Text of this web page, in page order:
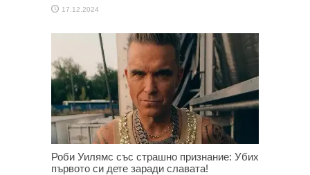
17.12.2024
Роби Уилямс със страшно признание: Убих
първото си дете заради славата!